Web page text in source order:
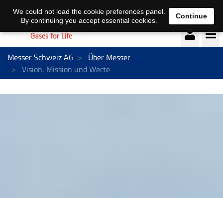
Deutsch français
Messer Schweiz AG
Über Messer
Vision, Mission und Werte
We could not load the cookie preferences panel.
By continuing you accept essential cookies.
Continue